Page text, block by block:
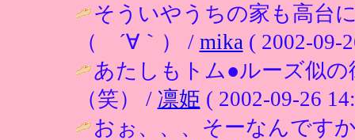
そういやうちの家も高台
（ ´∀｀） / mika ( 2002-09-
あたしもトム●ルーズ似
（笑） / 凛姫 ( 2002-09-26
おぉ、、、そーなんです